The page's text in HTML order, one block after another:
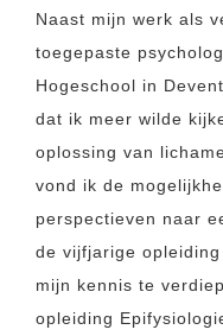
Naast mijn werk als
toegepaste
Hogeschool in
dat ik meer wilde
oplossing van
vond ik de
perspectieven naar
de vijfjarige
mijn kennis te
opleiding